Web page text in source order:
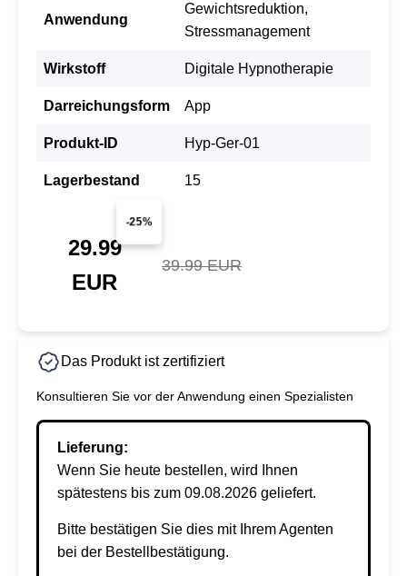
Anwendung
Gewichtsreduktion,
Stressmanagement
Wirkstoff Digitale Hypnotherapie
Darreichungsform App
Produkt-ID Hyp-Ger-01
Lagerbestand 15
-25%
29.99
EUR
39.99 EUR
Das Produkt ist zertifiziert
Konsultieren Sie vor der Anwendung einen Spezialisten
Lieferung:
Wenn Sie heute bestellen, wird Ihnen
spätestens bis zum 09.08.2026 geliefert.
Bitte bestätigen Sie dies mit Ihrem Agenten
bei der Bestellbestätigung.